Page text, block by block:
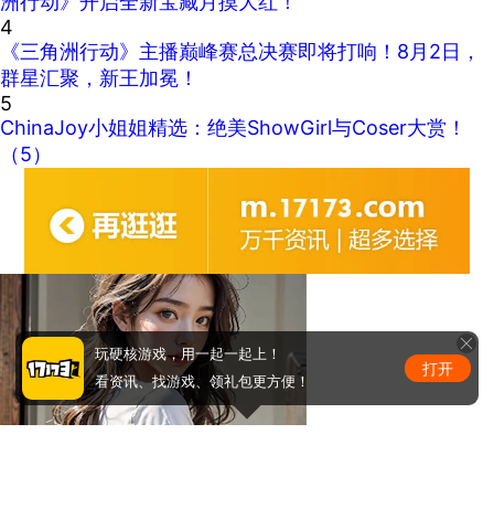
4
《三角洲行动》主播巅峰赛总决赛即将打响！8月2日，
群星汇聚，新王加冕！
5
ChinaJoy小姐姐精选：绝美ShowGirl与Coser大赏！
（5）
玩硬核游戏，用一起一起上！
看资讯、找游戏、领礼包更方便！
打开